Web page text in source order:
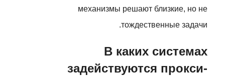
механизмы решают близкие, но не
тождественные задачи.
В каких системах
задействуются прокси-